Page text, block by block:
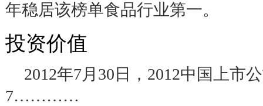
年稳居该榜单食品行业第一。
投资价值
2012年7月 30 日， 2012中国上市
7…………